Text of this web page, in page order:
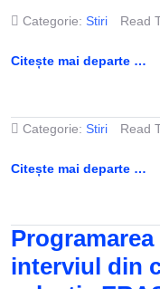
Categorie: Stiri Read
Citește mai departe …
Categorie: Stiri Read
Citește mai departe …
interviul din